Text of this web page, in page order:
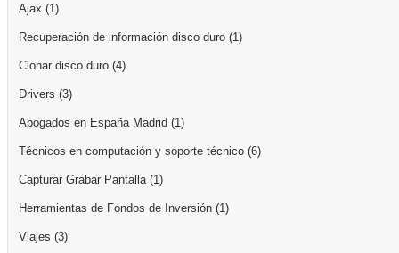
Ajax (1)
Recuperación de información disco duro (1)
Clonar disco duro (4)
Drivers (3)
Abogados en España Madrid (1)
Técnicos en computación y soporte técnico (6)
Capturar Grabar Pantalla(1)
Herramientas de Fondos de Inversión (1)
Viajes (3)